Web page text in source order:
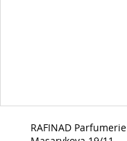
RAFINAD Parfumerie